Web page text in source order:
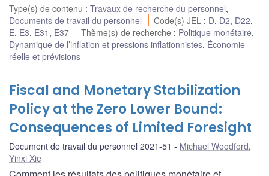
Type(s) de contenu : Travaux de recherche du personnel,
Documents de travail du personnel
Code(s) JEL : D, D2, D22,
E, E3, E31 , E37 Thème(s) de recherche : Politique monétaire,
Dynamique de l’inflation et pressions inflationnistes, Économie
réelle et prévisions
Fiscal and Monetary Stabilization
Policy at the Zero Lower Bound:
Consequences of Limited Foresight
Document de travail du personnel 2021-51 Michael Woodford,
Yinxi Xie